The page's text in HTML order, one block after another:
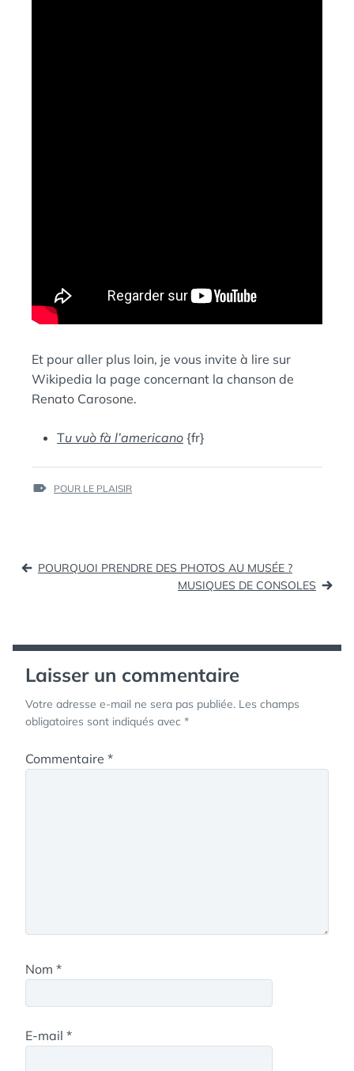
Et pour aller plus loin, je vous invite à lire sur
Wikipedia la page concernant la chanson de
Renato Carosone.
Tu vuò fà l’americano {fr}
ÉTIQUETTES :
POUR LE PLAISIR
Navigation
POURQUOI PRENDRE DES PHOTOS AU MUSÉE ?
MUSIQUES DE CONSOLES
Laisser un commentaire
Votre adresse e-mail ne sera pas publiée. Les champs
obligatoires sont indiqués avec *
Commentaire *
Nom *
E-mail *